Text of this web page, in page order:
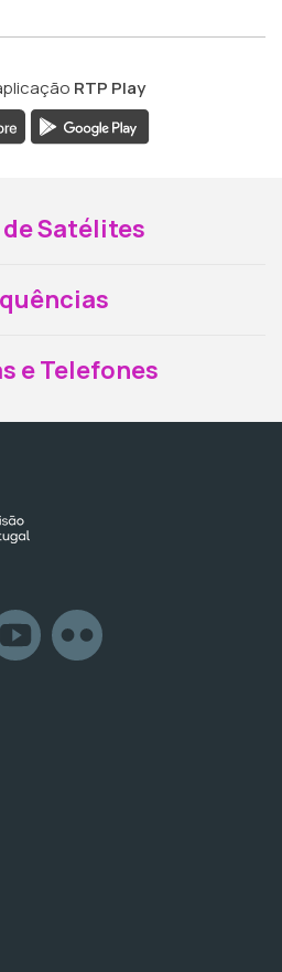
RTP Play
de Satélites
e Telefones